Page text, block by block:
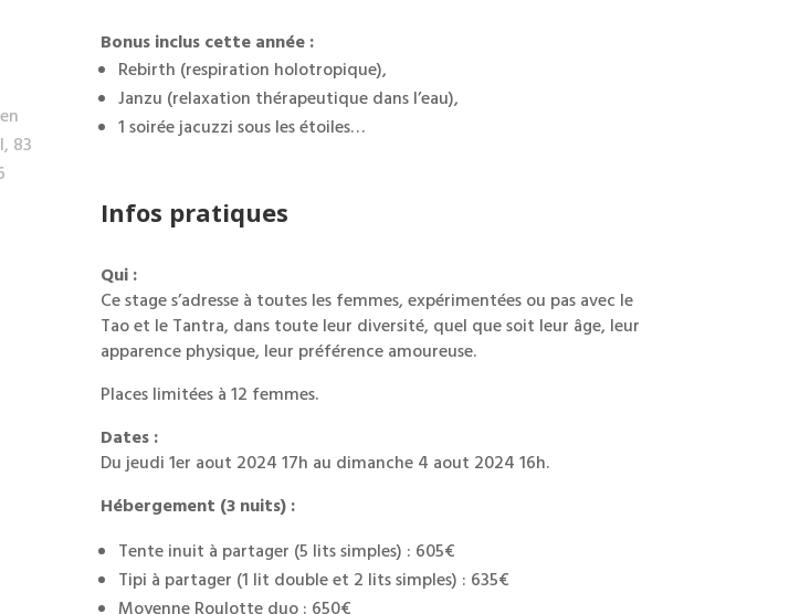
Bonus inclus cette année :
Rebirth (respiration holotropique),
Janzu (relaxation thérapeutique dans l’eau),
1 soirée jacuzzi sous les étoiles…
Infos pratiques
Qui :
Ce stage s’adresse à toutes les femmes, expérimentées ou pas avec le
Tao et le Tantra, dans toute leur diversité, quel que soit leur âge, leur
apparence physique, leur préférence amoureuse.
Places limitées à 12 femmes.
Dates :
Du jeudi 1er aout 2024 17h au dimanche 4 aout 2024 16h.
Hébergement (3 nuits) :
Tente inuit à partager (5 lits simples) : 605€
Tipi à partager (1 lit double et 2 lits simples) : 635€